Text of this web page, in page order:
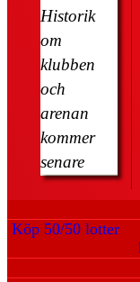
Historik
om
klubben
och
arenan
kommer
senare
Köp 50/50 lotter